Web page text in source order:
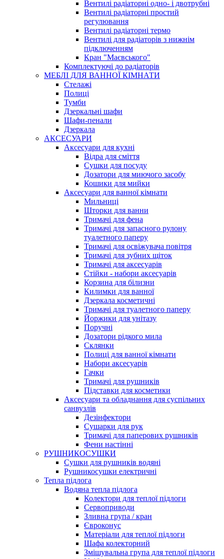
Вентилі радіаторні одно- і двотрубні
Вентилі радіаторні простий
регулювання
Вентилі радіаторні термо
Вентилі для радіаторів з нижнім
підключенням
Кран "Маєвського"
Комплектуючі до радіаторів
МЕБЛІ ДЛЯ ВАННОЇ КІМНАТИ
Стелажі
Полиці
Тумби
Дзеркальні шафи
Шафи-пенали
Дзеркала
АКСЕСУАРИ
Аксесуари для кухні
Відра для сміття
Сушки для посуду
Дозатори для миючого засобу
Кошики для мийки
Аксесуари для ванної кімнати
Мильниці
Шторки для ванни
Тримачі для фена
Тримачі для запасного рулону
туалетного паперу
Тримачі для освіжувача повітря
Тримачі для зубних щіток
Тримачі для аксесуарів
Стійки - набори аксесуарів
Корзина для білизни
Килимки для ванної
Дзеркала косметичні
Тримачі для туалетного паперу
Йоржики для унітазу
Поручні
Дозатори рідкого мила
Склянки
Полиці для ванної кімнати
Набори аксесуарів
Гачки
Тримачі для рушників
Підставки для косметики
Аксесуари та обладнання для суспільних
санвузлів
Дезінфектори
Сушарки для рук
Тримачі для паперових рушників
Фени настінні
РУШНИКОСУШКИ
Сушки для рушників водяні
Рушникосушки електричні
Тепла підлога
Водяна тепла підлога
Колектори для теплої підлоги
Сервоприводи
Зливна група / кран
Євроконус
Матеріали для теплої підлоги
Шафа колекторний
Змішувальна група для теплої підлоги